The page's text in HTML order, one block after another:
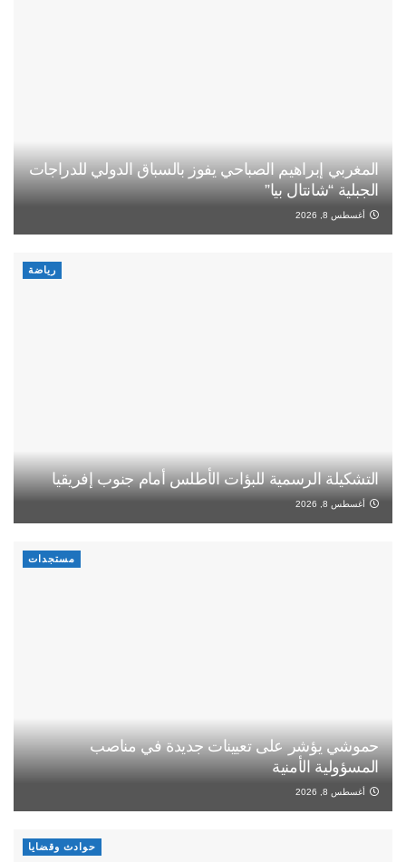
المغربي إبراهيم الصباحي يفوز بالسباق الدولي للدراجات
الجبلية “شانتال بيا”
أغسطس 8, 2026
رياضة
التشكيلة الرسمية للبؤات الأطلس أمام جنوب إفريقيا
أغسطس 8, 2026
مستجدات
حموشي يؤشر على تعيينات جديدة في مناصب
المسؤولية الأمنية
أغسطس 8, 2026
حوادث وقضايا